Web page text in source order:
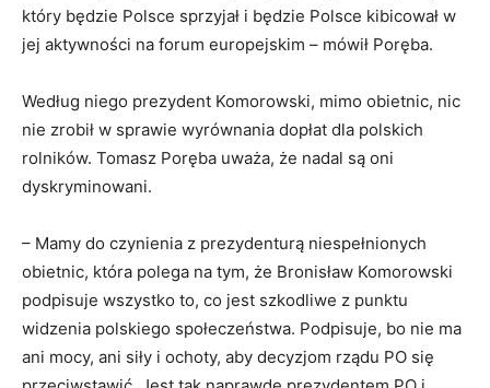
który będzie Polsce sprzyjał i będzie Polsce kibicował w
jej aktywności na forum europejskim – mówił Poręba.
Według niego prezydent Komorowski, mimo obietnic, nic
nie zrobił w sprawie wyrównania dopłat dla polskich
rolników. Tomasz Poręba uważa, że nadal są oni
dyskryminowani.
– Mamy do czynienia z prezydenturą niespełnionych
obietnic, która polega na tym, że Bronisław Komorowski
podpisuje wszystko to, co jest szkodliwe z punktu
widzenia polskiego społeczeństwa. Podpisuje, bo nie ma
ani mocy, ani siły i ochoty, aby decyzjom rządu PO się